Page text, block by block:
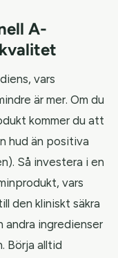
A-
vars
är mer. Om du
kommer du att
hud än positiva
Så investera i en
vars
den kliniskt säkra
ingredienser
Börja alltid